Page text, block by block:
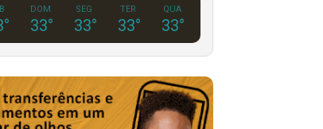
°
DOM
33°
SEG
33°
TER
33°
QUA
33°